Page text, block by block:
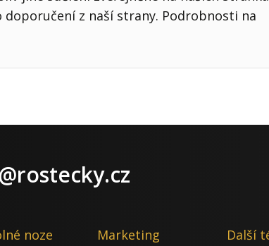
z naší strany. Podrobnosti na
noze Marketing Další